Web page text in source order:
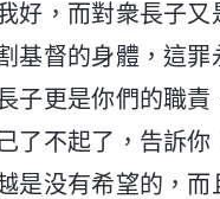
好，而對衆長子又
基督的身體，這罪
子更是你們的職責
了不起了，告訴你
是没有希望的，而